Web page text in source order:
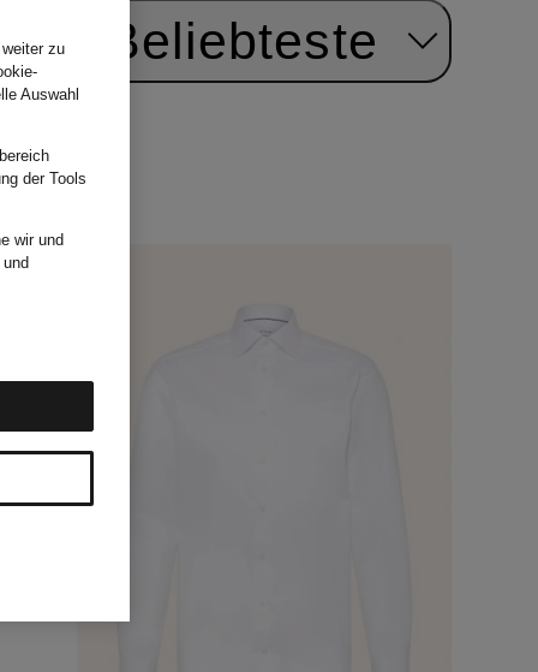
Beliebteste
zu
Auswahl
der Tools
wir und
und